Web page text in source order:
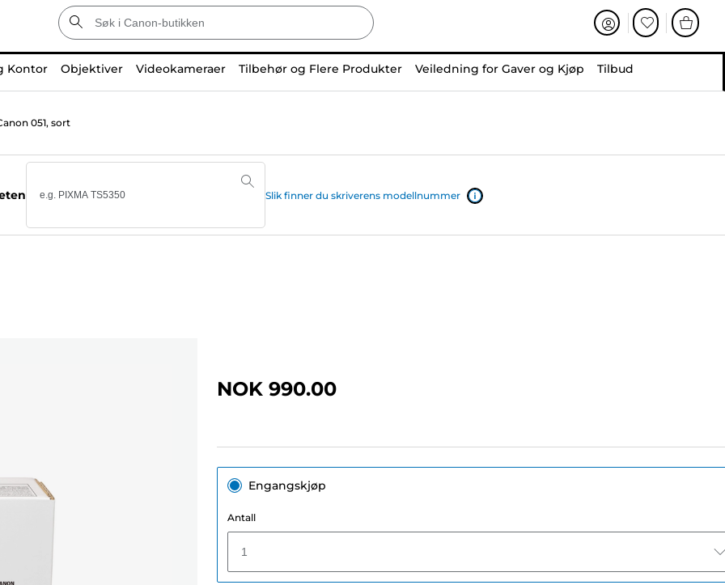
Kontor Objektiver Videokameraer Tilbehør og Flere Produkter Veiledning for Gaver og Kjøp Tilbud
051, sort
Slik finner du skriverens modellnummer
NOK 990.00
Engangskjøp
Antall
1